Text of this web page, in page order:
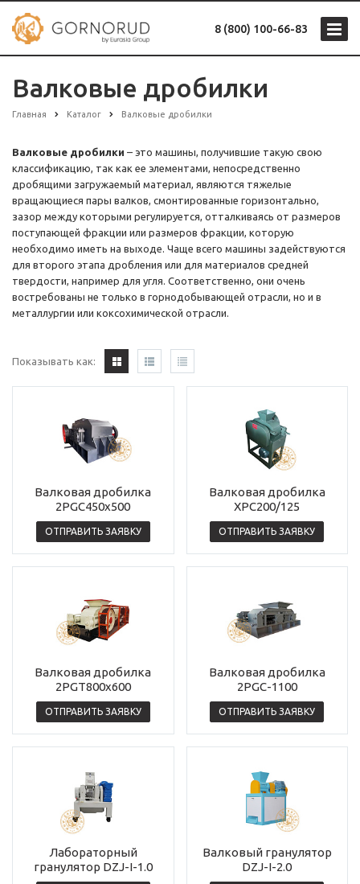
8 (800) 100-66-83
Валковые дробилки
Главная Каталог Валковые дробилки
Валковые дробилки – это машины, получившие такую свою
классификацию, так как ее элементами, непосредственно
дробящими загружаемый материал, являются тяжелые
вращающиеся пары валков, смонтированные горизонтально,
зазор между которыми регулируется, отталкиваясь от размеров
поступающей фракции или размеров фракции, которую
необходимо иметь на выходе. Чаще всего машины задействуются
для второго этапа дробления или для материалов средней
твердости, например для угля. Соответственно, они очень
востребованы не только в горнодобывающей отрасли, но и в
металлургии или коксохимической отрасли.
Показывать как:
Валковая дробилка
2PGC450х500
ОТПРАВИТЬ ЗАЯВКУ
Валковая дробилка
XPC200/125
ОТПРАВИТЬ ЗАЯВКУ
Валковая дробилка
2PGT800x600
ОТПРАВИТЬ ЗАЯВКУ
Валковая дробилка
2PGC-1100
ОТПРАВИТЬ ЗАЯВКУ
Лабораторный
гранулятор DZJ-I-1.0
Валковый гранулятор
DZJ-I-2.0